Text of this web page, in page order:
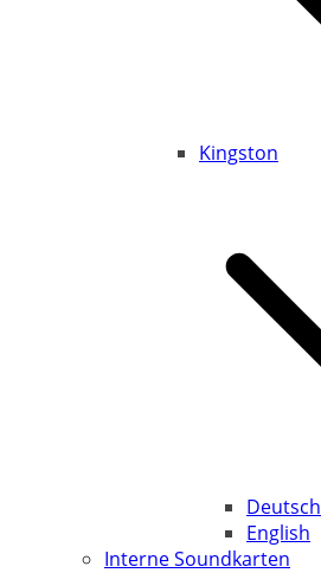
Kingston
Deutsch
English
Interne Soundkarten